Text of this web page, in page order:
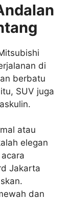
di
berbatu
SUV juga
atau
elegan
Jakarta
dan